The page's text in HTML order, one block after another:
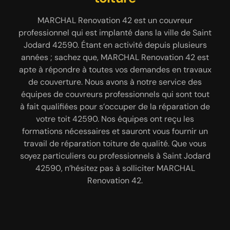
MARCHAL Renovation 42 est un couvreur
professionnel qui est implanté dans la ville de Saint
Jodard 42590. Étant en activité depuis plusieurs
années ; sachez que, MARCHAL Renovation 42 est
apte à répondre à toutes vos demandes en travaux
de couverture. Nous avons à notre service des
équipes de couvreurs professionnels qui sont tout
à fait qualifiées pour s’occuper de la réparation de
votre toit 42590. Nos équipes ont reçu les
formations nécessaires et sauront vous fournir un
travail de réparation toiture de qualité. Que vous
soyez particuliers ou professionnels à Saint Jodard
42590, n’hésitez pas à solliciter MARCHAL
Renovation 42.
Avant que notre entreprise MARCHAL Renovation
42 commence à réparer votre toiture à Saint
Jodard 42590, nous vous invitons à nous envoyer
une demande de devis. Avec ce document vous
allez avoir connaissance des dépenses à prévoir,
de la durée des travaux, du coût de notre main-
d’œuvre, etc. Pour ce faire, vous n’aurez qu’à
remplir notre formulaire de demande de devis avec
vos coordonnées, le type de toiture que vous avez,
etc. Ce devis et gratuit et sans engagement de
votre part. Nous allons vous envoyer une réponse
bien détaillée en moins de 24 heures.
Intervenant dans la ville de Saint Jodard 42590,
pensez à contacter à notre entreprise MARCHAL
Renovation 42 pour s’occuper de la réparation de
votre toiture. Ayant plusieurs années d’expérience
à notre actif, et ayant les matériels nécessaires à
notre disposition, nous pouvons déceler
rapidement et facilement l’origine des fuites sur
votre toiture 42590. Après avoir trouvé l’origine des
fuites sur votre toiture, nos équipes de couvreurs
42590 apporteront les solutions adaptées pour
réparer les éléments qui causent les fuites sur
votre toiture. Pour bénéficier d’un travail de qualité
en réparation fuite de toiture, faites confiance à
MARCHAL Renovation 42.